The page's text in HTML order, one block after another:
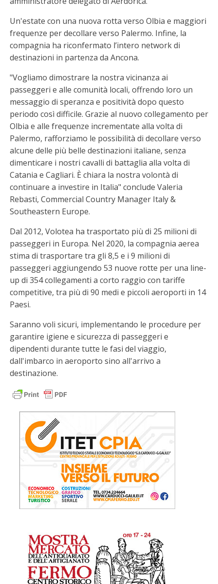
Un'estate con una nuova rotta verso Olbia e maggiori
frequenze per decollare verso Palermo. Infine, la
compagnia ha riconfermato l’intero network di
destinazioni in partenza da Ancona.
"Vogliamo dimostrare la nostra vicinanza ai
passeggeri e alle comunità locali, offrendo loro un
messaggio di speranza e positività dopo questo
periodo così difficile. Grazie al nuovo collegamento per
Olbia e alle frequenze incrementate alla volta di
Palermo, rafforziamo le possibilità di decollare verso
alcune delle più belle destinazioni italiane, senza
dimenticare i nostri cavalli di battaglia alla volta di
Catania e Cagliari. È chiara la nostra volontà di
continuare a investire in Italia" conclude Valeria
Rebasti, Commercial Country Manager Italy &
Southeastern Europe.
Dal 2012, Volotea ha trasportato più di 25 milioni di
passeggeri in Europa. Nel 2020, la compagnia aerea
stima di trasportare tra gli 8,5 e i 9 milioni di
passeggeri aggiungendo 53 nuove rotte per una line-
up di 354 collegamenti a corto raggio con tariffe
competitive, tra più di 90 medi e piccoli aeroporti in 14
Paesi.
Saranno voli sicuri, implementando le procedure per
garantire igiene e sicurezza di passeggeri e
dipendenti durante tutte le fasi del viaggio,
dall'imbarco in aeroporto sino all'arrivo a
destinazione.